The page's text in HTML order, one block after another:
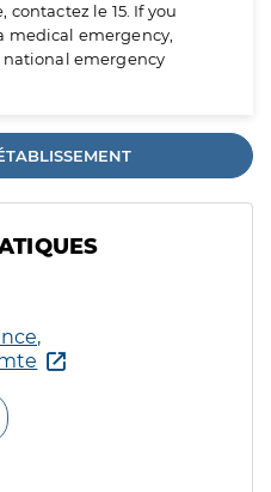
contactez le 15. If you
medical emergency,
emergency